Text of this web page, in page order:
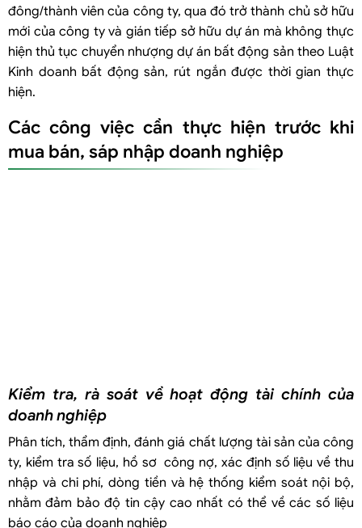
đông/thành viên của công ty, qua đó trở thành chủ sở hữu
mới của công ty và gián tiếp sở hữu dự án mà không thực
hiện thủ tục chuyển nhượng dự án bất động sản theo Luật
Kinh doanh bất động sản, rút ngắn được thời gian thực
hiện.
Các công việc cần thực hiện trước khi
mua bán, sáp nhập doanh nghiệp
Kiểm tra, rà soát về hoạt động tài chính của
doanh nghiệp
Phân tích, thẩm định, đánh giá chất lượng tài sản của công
ty, kiểm tra số liệu, hồ sơ công nợ, xác định số liệu về thu
nhập và chi phí, dòng tiền và hệ thống kiểm soát nội bộ,
nhằm đảm bảo độ tin cậy cao nhất có thể về các số liệu
báo cáo của doanh nghiệp